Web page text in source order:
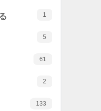
1
5
61
2
133